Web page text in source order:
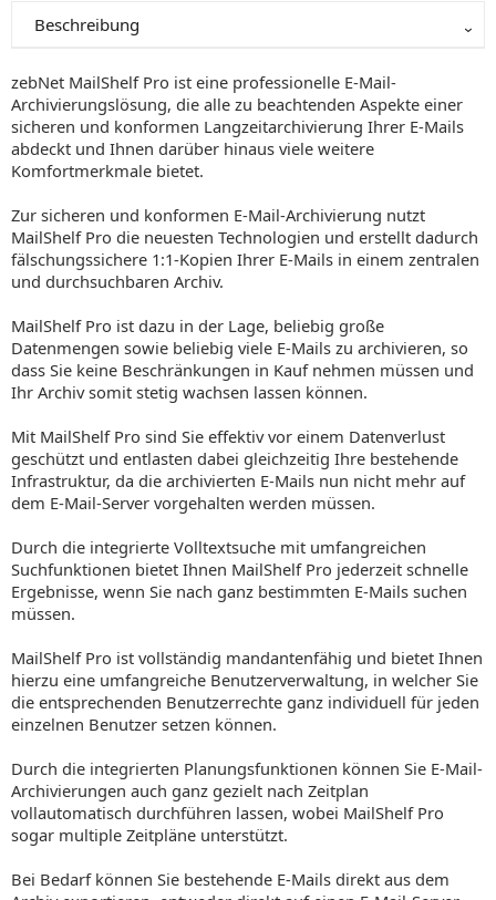
Beschreibung
zebNet MailShelf Pro ist eine professionelle E-Mail-
Archivierungslösung, die alle zu beachtenden Aspekte einer
sicheren und konformen Langzeitarchivierung Ihrer E-Mails
abdeckt und Ihnen darüber hinaus viele weitere
Komfortmerkmale bietet.
Zur sicheren und konformen E-Mail-Archivierung nutzt
MailShelf Pro die neuesten Technologien und erstellt dadurch
fälschungssichere 1:1-Kopien Ihrer E-Mails in einem zentralen
und durchsuchbaren Archiv.
MailShelf Pro ist dazu in der Lage, beliebig große
Datenmengen sowie beliebig viele E-Mails zu archivieren, so
dass Sie keine Beschränkungen in Kauf nehmen müssen und
Ihr Archiv somit stetig wachsen lassen können.
Mit MailShelf Pro sind Sie effektiv vor einem Datenverlust
geschützt und entlasten dabei gleichzeitig Ihre bestehende
Infrastruktur, da die archivierten E-Mails nun nicht mehr auf
dem E-Mail-Server vorgehalten werden müssen.
Durch die integrierte Volltextsuche mit umfangreichen
Suchfunktionen bietet Ihnen MailShelf Pro jederzeit schnelle
Ergebnisse, wenn Sie nach ganz bestimmten E-Mails suchen
müssen.
MailShelf Pro ist vollständig mandantenfähig und bietet Ihnen
hierzu eine umfangreiche Benutzerverwaltung, in welcher Sie
die entsprechenden Benutzerrechte ganz individuell für jeden
einzelnen Benutzer setzen können.
Durch die integrierten Planungsfunktionen können Sie E-Mail-
Archivierungen auch ganz gezielt nach Zeitplan
vollautomatisch durchführen lassen, wobei MailShelf Pro
sogar multiple Zeitpläne unterstützt.
Bei Bedarf können Sie bestehende E-Mails direkt aus dem